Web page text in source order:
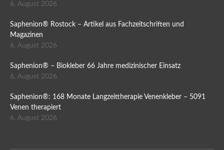
6. August 2026
Saphenion® Rostock – Artikel aus Fachzeitschriften und
Magazinen
6. August 2026
Saphenion® – Biokleber 66 Jahre medizinischer Einsatz
6. August 2026
Saphenion®: 168 Monate Langzeittherapie Venenkleber – 5091
Venen therapiert
6. August 2026